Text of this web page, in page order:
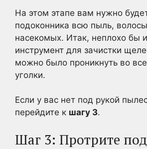
На этом этапе вам нужно
подоконника всю пыль,
насекомых. Итак, неплохо бы
инструмент для зачистки
можно было проникнуть во
уголки.
Если у вас нет под рукой
перейдите к шагу 3.
Шаг 3: Протрите